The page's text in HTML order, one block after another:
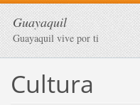
Guayaquil
Guayaquil vive por ti
Cultura